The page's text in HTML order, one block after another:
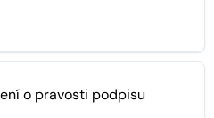
o pravosti podpisu